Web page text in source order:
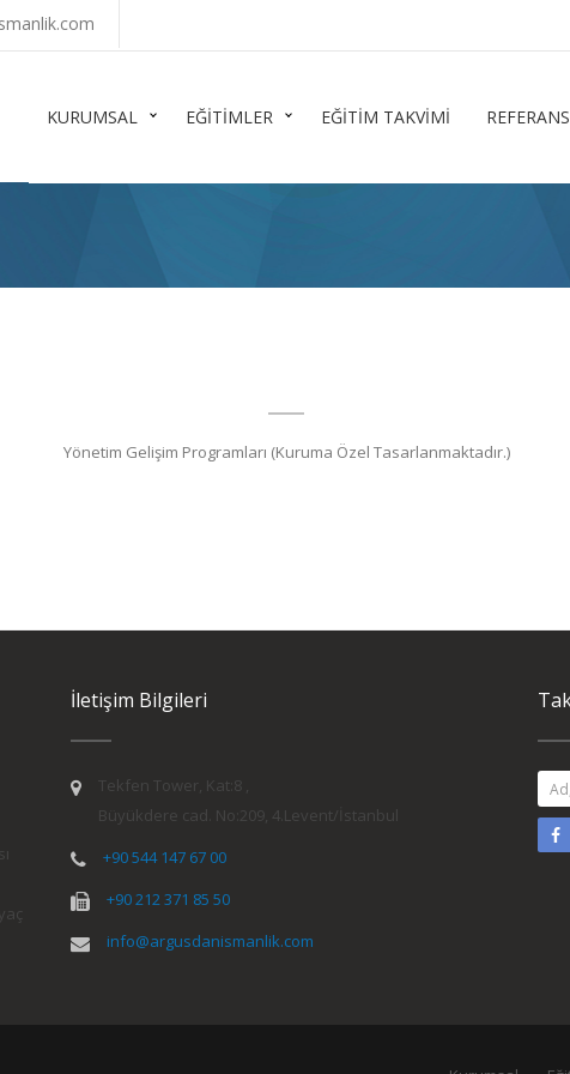
KURUMSAL EĞİTİMLER EĞİTİM TAKVİMİ
Yönetim Gelişim Programları (Kuruma Özel Tasarlanmaktadır.)
İletişim Bilgileri
Tekfen Tower, Kat:8 ,
Büyükdere cad. No:209, 4.Levent/İstanbul
+90 544 147 67 00
+90 212 371 85 50
info@argusdanismanlik.com